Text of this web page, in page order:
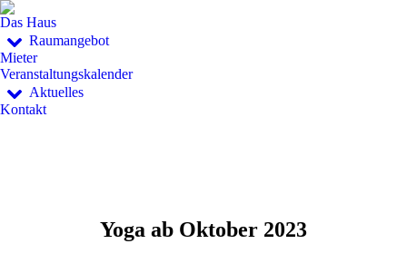
Das Haus
Raumangebot
Mieter
Veranstaltungskalender
Aktuelles
Kontakt
Yoga ab Oktober 2023